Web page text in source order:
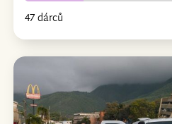
47 dárců